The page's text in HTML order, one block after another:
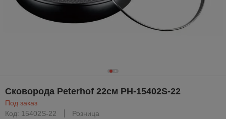
Сковорода Peterhof 22см PH-15402S-22
Под заказ
Код: 15402S-22
Розница